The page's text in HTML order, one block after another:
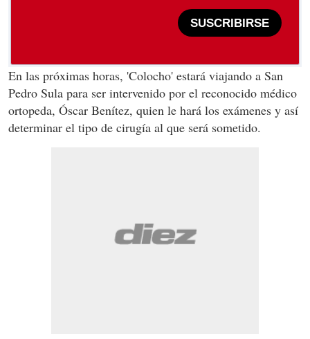
SUSCRIBIRSE
En las próximas horas, 'Colocho' estará viajando a San
Pedro Sula para ser intervenido por el reconocido médico
ortopeda, Óscar Benítez, quien le hará los exámenes y así
determinar el tipo de cirugía al que será sometido.